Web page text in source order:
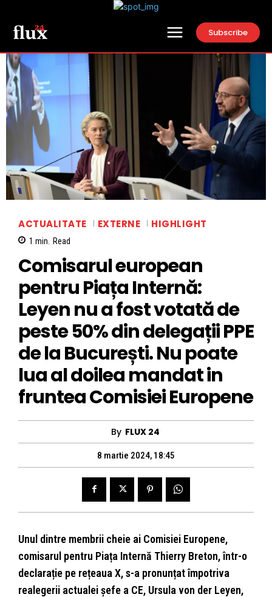
Subscribe
ACTUALITATE EXTERNE HIGHLIGHT
1 min. Read
Comisarul european
pentru Piața Internă:
Leyen nu a fost votată de
peste 50% din delegații PPE
de la București. Nu poate
lua al doilea mandat in
fruntea Comisiei Europene
By FLUX 24
8 martie 2024, 18:45
Unul dintre membrii cheie ai Comisiei Europene,
comisarul pentru Piața Internă Thierry Breton, într-o
declarație pe rețeaua X, s-a pronunțat împotriva
realegerii actualei șefe a CE, Ursula von der Leyen,